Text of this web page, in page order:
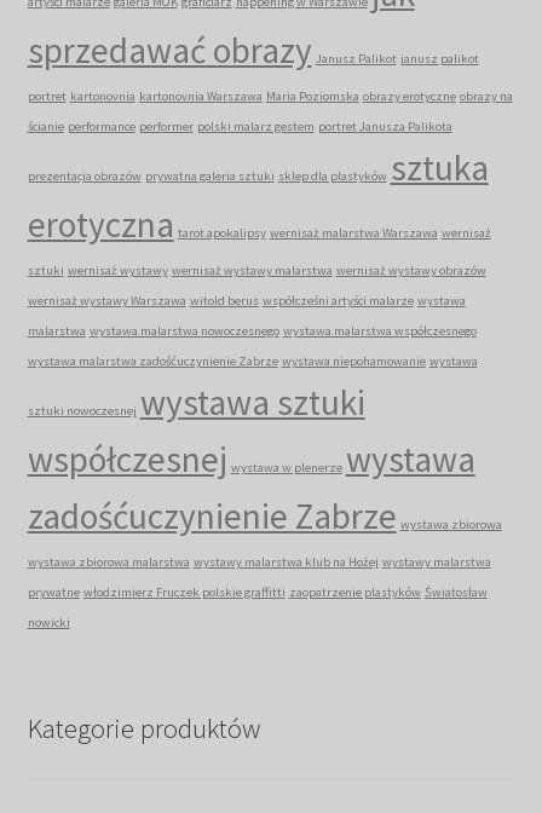
sprzedawać obrazy Janusz Palikot janusz palikot
portret kartonovnia kartonovnia Warszawa Maria Poziomska obrazy erotyczne obrazy na
ścianie performance performer polski malarz gestem portret Janusza Palikota
prezentacja obrazów prywatna galeria sztuki sklep dla plastyków sztuka
erotyczna tarot apokalipsy wernisaż malarstwa Warszawa wernisaż
sztuki wernisaż wystawy wernisaż wystawy malarstwa wernisaż wystawy obrazów
wernisaż wystawy Warszawa witold berus współcześni artyści malarze wystawa
malarstwa wystawa malarstwa nowoczesnego wystawa malarstwa współczesnego
wystawa malarstwa zadośćuczynienie Zabrze wystawa niepohamowanie wystawa
sztuki nowoczesnej wystawa sztuki
współczesnej wystawa w plenerze wystawa
zadośćuczynienie Zabrze wystawa zbiorowa
wystawa zbiorowa malarstwa wystawy malarstwa klub na Hożej wystawy malarstwa
prywatne włodzimierz Fruczek polskie graffitti zaopatrzenie plastyków Światosław
nowicki
Kategorie produktów